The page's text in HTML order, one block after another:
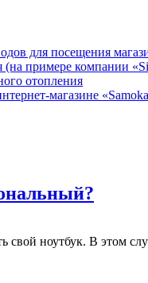
для посещения
(на примере компании
отопления
магазине
свой ноутбук. В этом